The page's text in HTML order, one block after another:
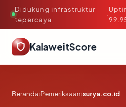
Didukung infrastruktur
tepercaya
·
KalaweitScore
Beranda›Pemeriksaan›surya.co.id